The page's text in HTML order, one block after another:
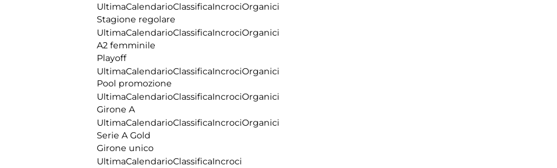
UltimaCalendarioClassificaIncrociOrganici
Stagione regolare
UltimaCalendarioClassificaIncrociOrganici
A2 femminile
Playoff
UltimaCalendarioClassificaIncrociOrganici
Pool promozione
UltimaCalendarioClassificaIncrociOrganici
Girone A
UltimaCalendarioClassificaIncrociOrganici
Serie A Gold
Girone unico
UltimaCalendarioClassificaIncroci